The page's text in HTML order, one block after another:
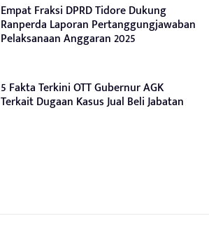
Empat Fraksi DPRD Tidore Dukung
Ranperda Laporan Pertanggungjawaban
Pelaksanaan Anggaran 2025
5 Fakta Terkini OTT Gubernur AGK
Terkait Dugaan Kasus Jual Beli Jabatan